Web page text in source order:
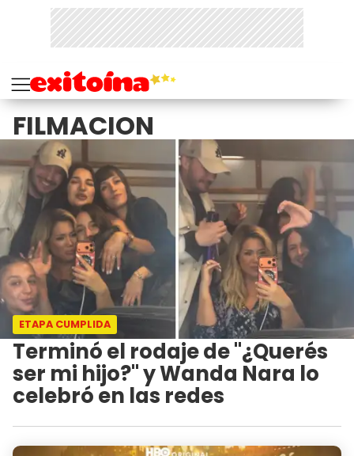
FILMACION
ETAPA CUMPLIDA
Terminó el rodaje de "¿Querés
ser mi hijo?" y Wanda Nara lo
celebró en las redes